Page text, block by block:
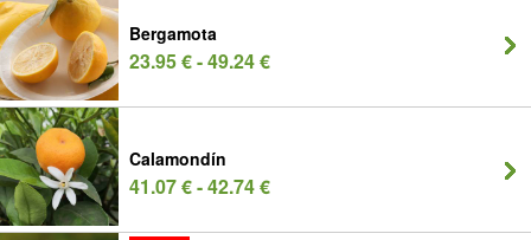
Bergamota
23.95 € - 49.24 €
Calamondín
41.07 € - 42.74 €